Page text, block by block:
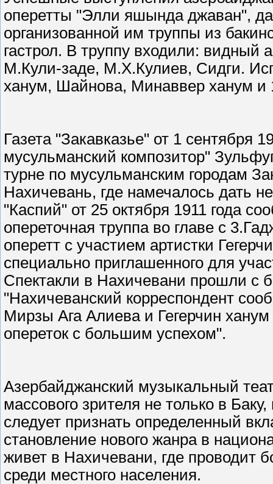
оперетты "Элли яшында джаван",
организованной им труппы из
гастрол. В труппу входили: видный
М.Кули-заде, М.X.Кулиев, Сидги.
ханум, Шайнова, Минаввер ханум и
Газета "Закавказье" от 1 сентября
мусульманский композитор"
турне по мусульманским городам
Нахичевань, где намечалось дать
"Каспий" от 25 октября 1911 года
опереточная труппа во главе с
оперетт с участием артистки
специально приглашенного для
Спектакли в Нахичевани прошли с
"Нахичеванский корреспондент
Мирзы Ага Алиева и Гегерчин
опереток с большим успехом".
Азербайджанский музыкальный
массового зрителя не только в
следует признать определенный
становление нового жанра в
живет в Нахичевани, где проводит
среди местного населения.